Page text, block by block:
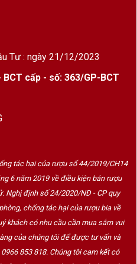
Rượu Whisky Mang
Đàn Ông Bước Đi
Walker – Từ cửa hàng nhỏ
Tư : ngày 21/12/2023
cấp - số: 363/GP-BCT
tác hại của rượu số 44/2019/CH14
6 năm 2019 về điều kiện bán rượu
Nghị định số 24/2020/NĐ - CP quy
chống tác hại của rượu bia về
khách có nhu cầu cần mua sắm vui
của chúng tôi để được tư vấn và
853 818. Chúng tôi cam kết có